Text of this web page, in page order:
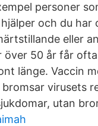
personer
och du
eller
över 50 år får
länge. Vaccin
virusets
utan